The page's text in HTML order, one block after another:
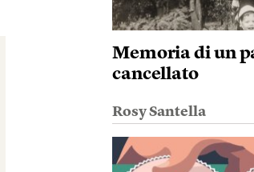
Memoria di un
cancellato
Rosy Santella